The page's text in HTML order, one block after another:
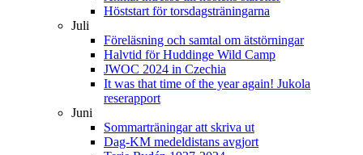
Höststart för torsdagsträningarna
Juli
Föreläsning och samtal om ätstörningar
Halvtid för Huddinge Wild Camp
JWOC 2024 in Czechia
It was that time of the year again! Jukola
reserapport
Juni
Sommarträningar att skriva ut
Dag-KM medeldistans avgjort